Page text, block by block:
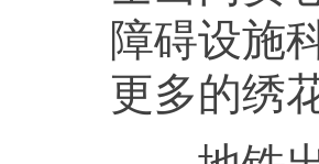
障碍设施
更多的绣